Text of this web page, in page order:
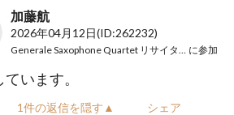
加藤航
2026年04月12日(ID:262232)
に参加
います。
1件の返信を隠す▲ シェア